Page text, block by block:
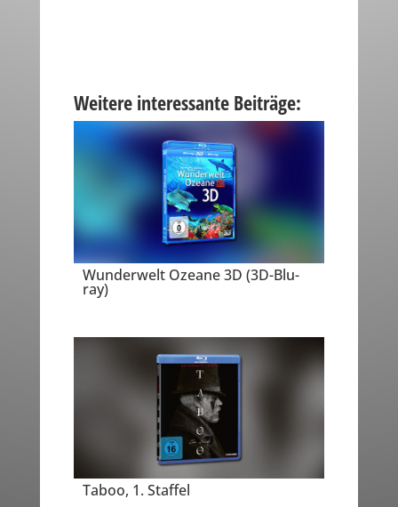
Weitere interessante Beiträge:
Wunderwelt Ozeane 3D (3D-Blu-
ray)
Taboo, 1. Staffel